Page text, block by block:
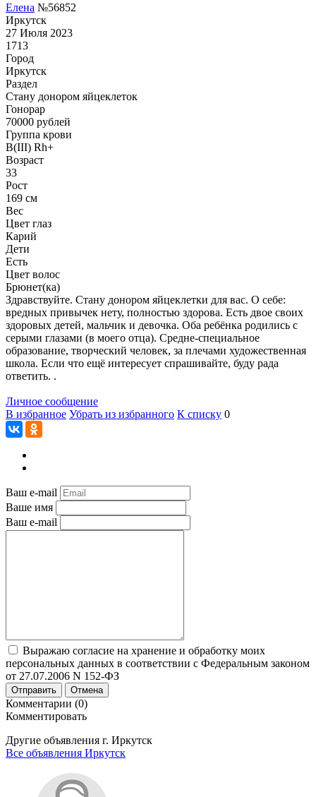
Елена №56852
Иркутск
27 Июля 2023
1713
Город
Иркутск
Раздел
Стану донором яйцеклеток
Гонoрар
70000 рублей
Группа крови
B(III) Rh+
Возраст
33
Рост
169 см
Вес
Цвет глаз
Карий
Дети
Есть
Цвет волос
Брюнет(ка)
Здравствуйте. Стану донором яйцеклетки для вас. О себе:
вредных привычек нету, полностью здорова. Есть двое своих
здоровых детей, мальчик и девочка. Оба ребёнка родились с
серыми глазами (в моего отца). Средне-специальное
образование, творческий человек, за плечами художественная
школа. Если что ещё интересует спрашивайте, буду рада
ответить. .
Личное сообщение
В избранное Убрать из избранного К списку 0
Ваш e-mail
Ваше имя
Ваш e-mail
Выражаю согласие на хранение и обработку моих
персональных данных в соответствии с Федеральным законом
от 27.07.2006 N 152-ФЗ
Отправить Отмена
Комментарии (0)
Комментировать
Другие объявления г. Иркутск
Все объявления Иркутск